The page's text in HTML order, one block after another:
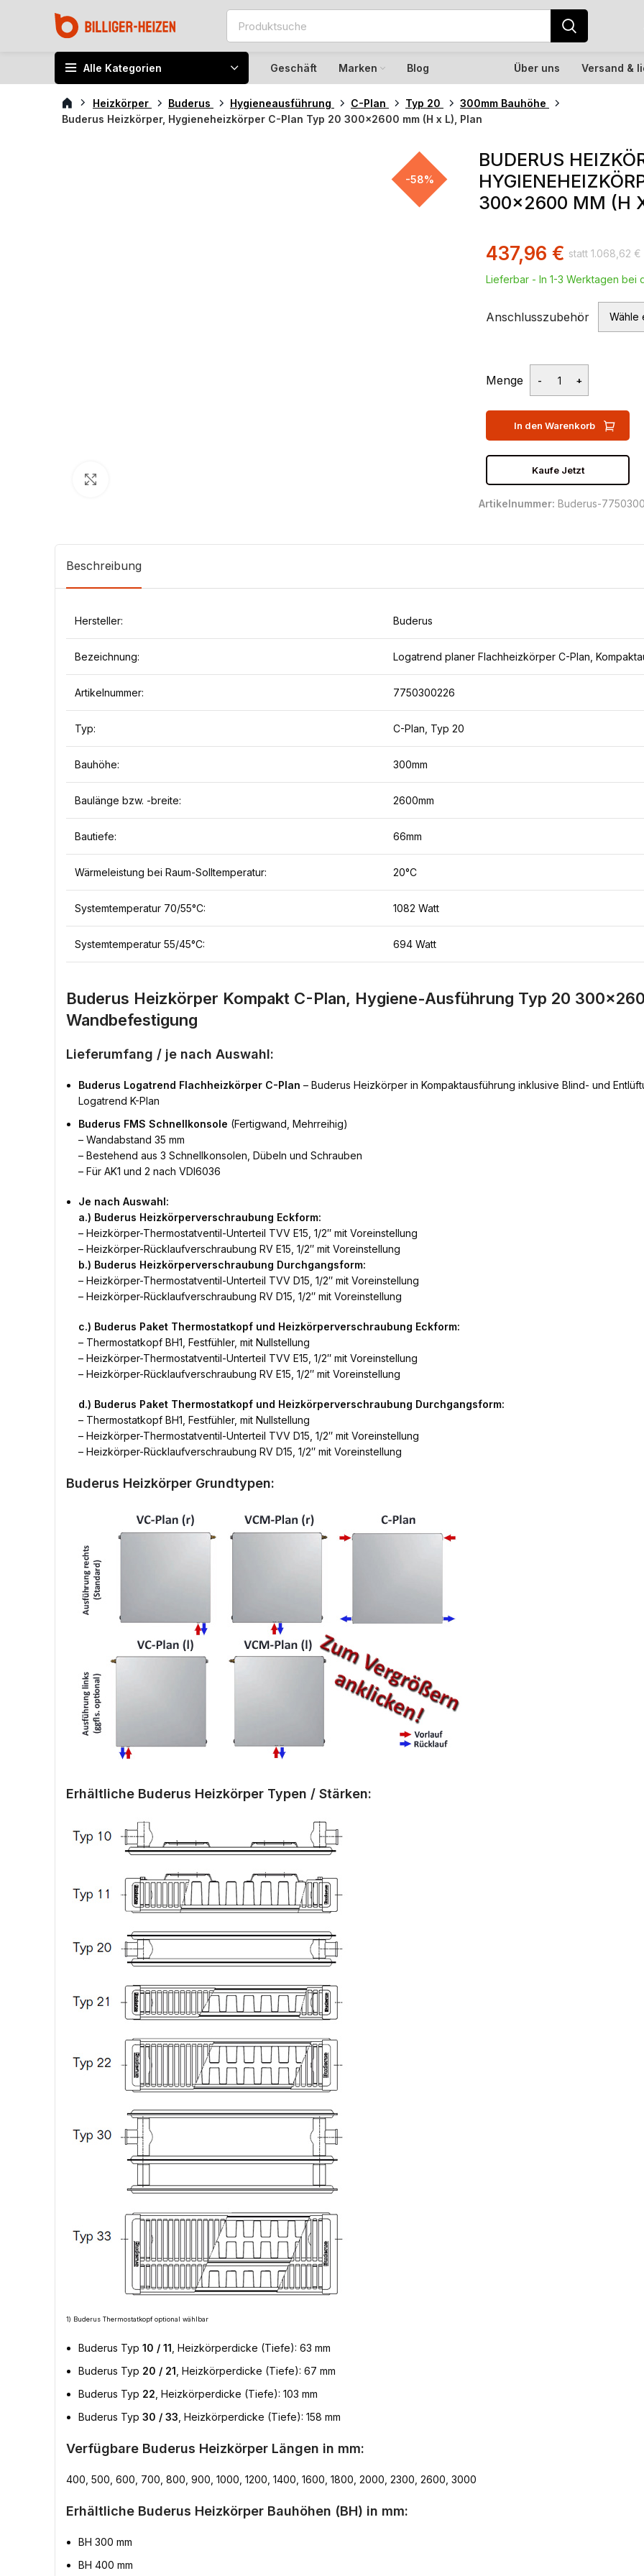
Alle Kategorien Geschäft Marken Blog Über uns Versand &
Heizkörper Buderus Hygieneausführung C-Plan Typ 20
300mm Bauhöhe
Buderus Heizkörper, Hygieneheizkörper C-Plan Typ 20 300×2600 mm (H x L), Plan
-58%
BUDERUS
300×2600 MM (H
1.068,62 €
437,96 €
Lieferbar - In 1-3 Werktagen bei
Anschlusszubehör
Menge
In den Warenkorb
Kaufe Jetzt
Artikelnummer: Buderus-
Beschreibung
Hersteller: Buderus
Bezeichnung: Logatrend planer Flachheizkörper C-Plan,
Artikelnummer: 7750300226
Typ: C-Plan, Typ 20
Bauhöhe: 300mm
Baulänge bzw. -breite: 2600mm
Bautiefe: 66mm
Wärmeleistung bei Raum-Solltemperatur: 20°C
Systemtemperatur 70/55°C: 1082 Watt
Systemtemperatur 55/45°C: 694 Watt
Buderus Heizkörper Kompakt C-Plan, Hygiene-Ausführung Typ 20
Wandbefestigung
Lieferumfang / je nach Auswahl:
Buderus Logatrend Flachheizkörper C-Plan – Buderus Heizkörper in Kompaktausführung inklusive Blind- und
Logatrend K-Plan
Buderus FMS Schnellkonsole (Fertigwand, Mehrreihig)
– Wandabstand 35 mm
– Bestehend aus 3 Schnellkonsolen, Dübeln und Schrauben
– Für AK1 und 2 nach VDI6036
Je nach Auswahl:
a.) Buderus Heizkörperverschraubung Eckform:
– Heizkörper-Thermostatventil-Unterteil TVV E15, 1/2″ mit Voreinstellung
– Heizkörper-Rücklaufverschraubung RV E15, 1/2″ mit Voreinstellung
b.) Buderus Heizkörperverschraubung Durchgangsform:
– Heizkörper-Thermostatventil-Unterteil TVV D15, 1/2″ mit Voreinstellung
– Heizkörper-Rücklaufverschraubung RV D15, 1/2″ mit Voreinstellung
c.) Buderus Paket Thermostatkopf und Heizkörperverschraubung Eckform:
– Thermostatkopf BH1, Festfühler, mit Nullstellung
– Heizkörper-Thermostatventil-Unterteil TVV E15, 1/2″ mit Voreinstellung
– Heizkörper-Rücklaufverschraubung RV E15, 1/2″ mit Voreinstellung
d.) Buderus Paket Thermostatkopf und Heizkörperverschraubung Durchgangsform:
– Thermostatkopf BH1, Festfühler, mit Nullstellung
– Heizkörper-Thermostatventil-Unterteil TVV D15, 1/2″ mit Voreinstellung
– Heizkörper-Rücklaufverschraubung RV D15, 1/2″ mit Voreinstellung
Buderus Heizkörper Grundtypen:
Erhältliche Buderus Heizkörper Typen / Stärken:
1) Buderus Thermostatkopf optional wählbar
Buderus Typ 10 / 11 , Heizkörperdicke (Tiefe): 63 mm
Buderus Typ 20 / 21 , Heizkörperdicke (Tiefe): 67 mm
Buderus Typ 22 , Heizkörperdicke (Tiefe): 103 mm
Buderus Typ 30 / 33 , Heizkörperdicke (Tiefe): 158 mm
Verfügbare Buderus Heizkörper Längen in mm:
400, 500, 600, 700, 800, 900, 1000, 1200, 1400, 1600, 1800, 2000, 2300, 2600, 3000
Erhältliche Buderus Heizkörper Bauhöhen (BH) in mm:
BH 300 mm
BH 400 mm